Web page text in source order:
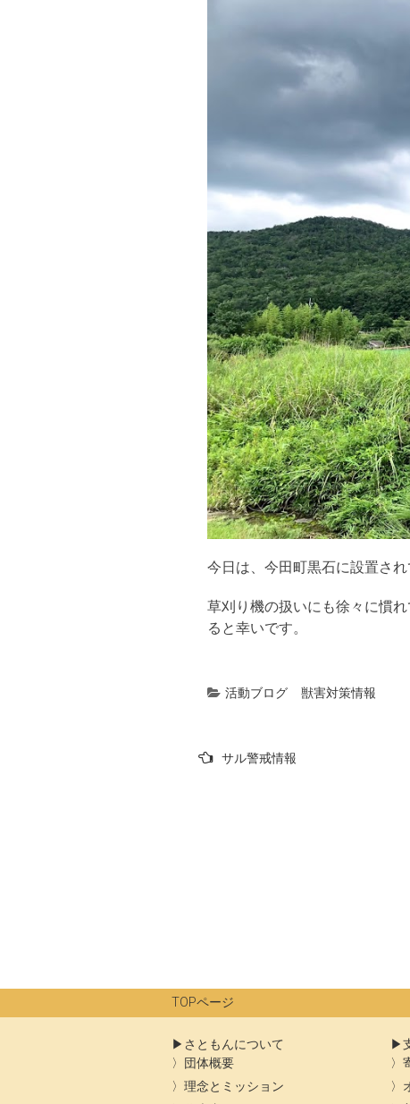
今日は、 今田町黒石に設置さ
草刈り機の扱いにも徐々に慣れ
ると幸いです。
活動ブログ 獣害対策情報
ン
サル警戒情報
TOPページ
さともんについて
団体概要
理念とミッション